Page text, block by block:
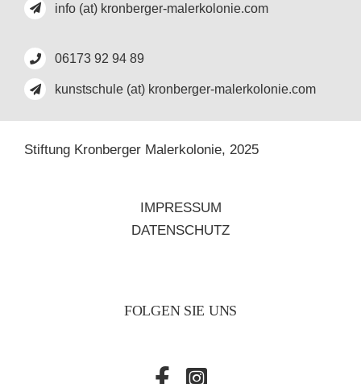
info (at) kronberger-malerkolonie.com
06173 92 94 89
kunstschule (at) kronberger-malerkolonie.com
Stiftung Kronberger Malerkolonie, 2025
IMPRESSUM
DATENSCHUTZ
FOLGEN SIE UNS